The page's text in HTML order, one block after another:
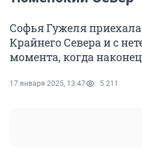
Софья Гужеля приехала
Крайнего Севера и с
момента, когда
17 января 2025, 13:47 5 211